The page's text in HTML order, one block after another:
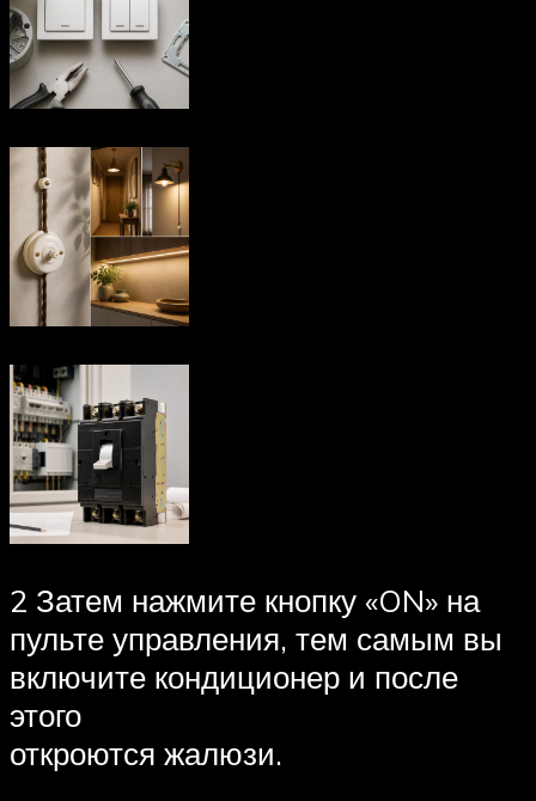
2 Затем нажмите кнопку «ON» на
пульте управления, тем самым вы
включите кондиционер и после
этого
откроются жалюзи.